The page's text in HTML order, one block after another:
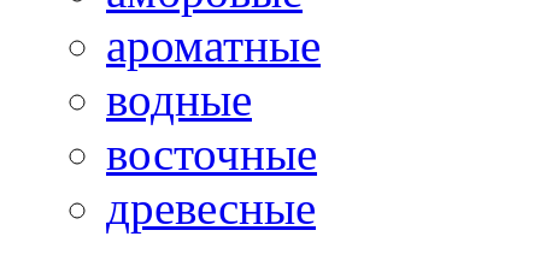
ароматные
водные
восточные
древесные